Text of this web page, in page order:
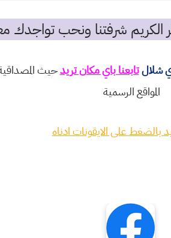
الكريم شرفتنا ونحب تواجدك
شلالتابعنا باي مكان تريدحيث
المواقع الرسمية
بالضغط على الايقونات ادناه